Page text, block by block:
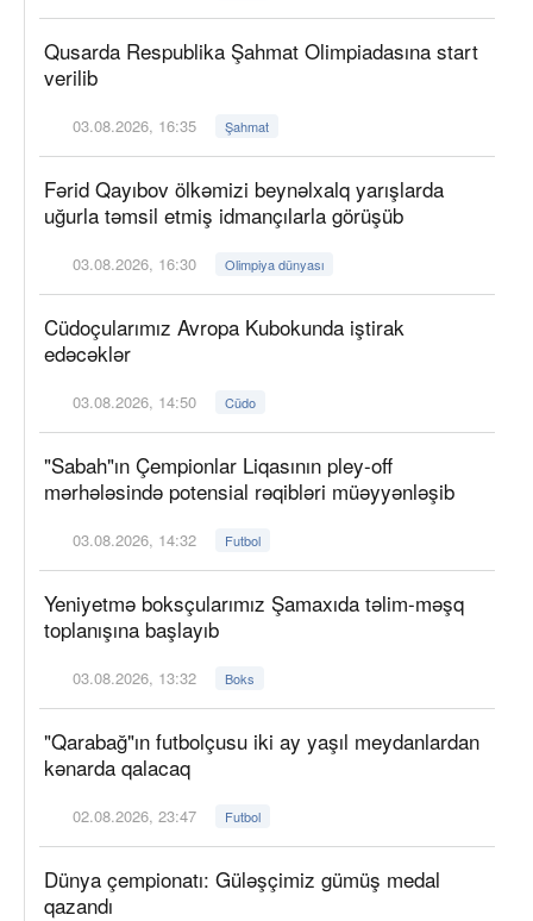
Qusarda Respublika Şahmat Olimpiadasına start
verilib
03.08.2026, 16:35 Şahmat
Fərid Qayıbov ölkəmizi beynəlxalq yarışlarda
uğurla təmsil etmiş idmançılarla görüşüb
03.08.2026, 16:30 Olimpiya dünyası
Cüdoçularımız Avropa Kubokunda iştirak
edəcəklər
03.08.2026, 14:50 Cüdo
"Sabah"ın Çempionlar Liqasının pley-off
mərhələsində potensial rəqibləri müəyyənləşib
03.08.2026, 14:32 Futbol
Yeniyetmə boksçularımız Şamaxıda təlim-məşq
toplanışına başlayıb
03.08.2026, 13:32 Boks
"Qarabağ"ın futbolçusu iki ay yaşıl meydanlardan
kənarda qalacaq
02.08.2026, 23:47 Futbol
Dünya çempionatı: Güləşçimiz gümüş medal
qazandı